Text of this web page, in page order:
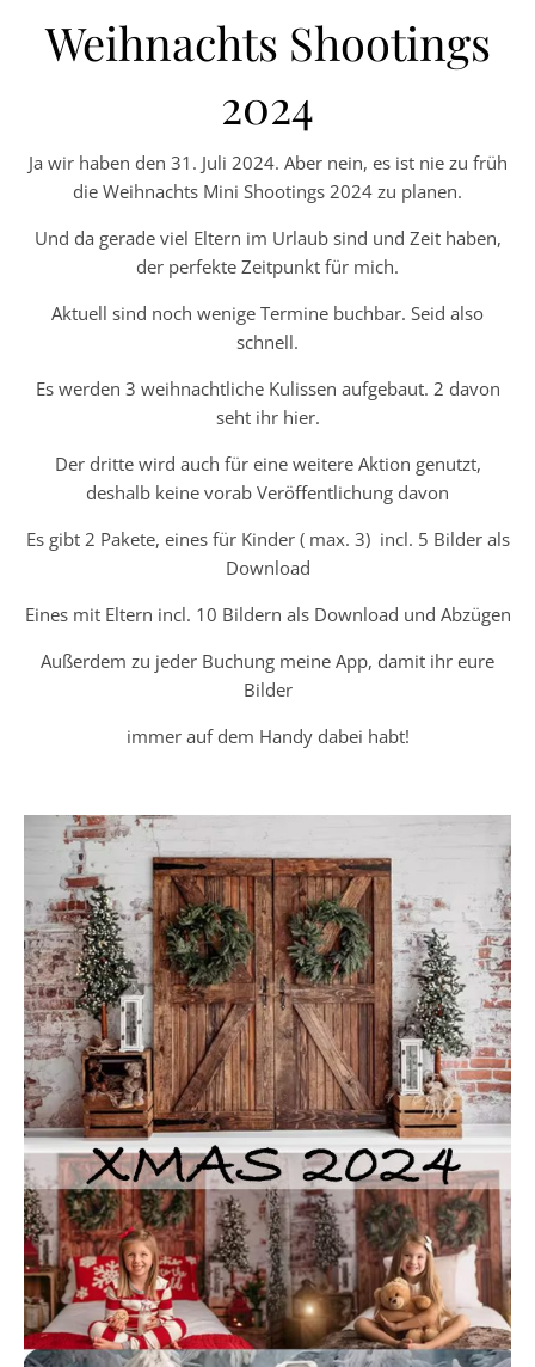
Weihnachts Shootings
2024
Ja wir haben den 31. Juli 2024. Aber nein, es ist nie zu früh
die Weihnachts Mini Shootings 2024 zu planen.
Und da gerade viel Eltern im Urlaub sind und Zeit haben,
der perfekte Zeitpunkt für mich.
Aktuell sind noch wenige Termine buchbar. Seid also
schnell.
Es werden 3 weihnachtliche Kulissen aufgebaut. 2 davon
seht ihr hier.
Der dritte wird auch für eine weitere Aktion genutzt,
deshalb keine vorab Veröffentlichung davon
Es gibt 2 Pakete, eines für Kinder ( max. 3) incl. 5 Bilder als
Download
Eines mit Eltern incl. 10 Bildern als Download und Abzügen
Außerdem zu jeder Buchung meine App, damit ihr eure
Bilder
immer auf dem Handy dabei habt!